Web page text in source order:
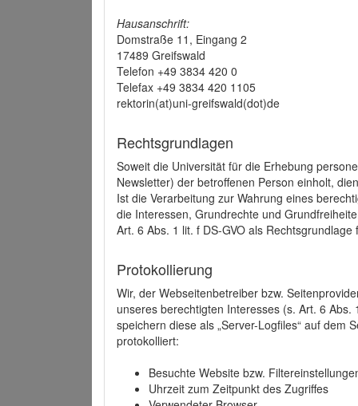
Hausanschrift:
Domstraße 11, Eingang 2
17489 Greifswald
Telefon +49 3834 420 0
Telefax +49 3834 420 1105
rektorin(at)uni-greifswald(dot)de
Rechtsgrundlagen
Soweit die Universität für die Erhebung
Newsletter) der betroffenen Person einholt,
Ist die Verarbeitung zur Wahrung eines
die Interessen, Grundrechte und
Art. 6 Abs. 1 lit. f DS-GVO als
Protokollierung
Wir, der Webseitenbetreiber bzw.
unseres berechtigten Interesses (s. Art. 6
speichern diese als „Server-Logfiles“ auf dem
protokolliert:
Besuchte Website bzw.
Uhrzeit zum Zeitpunkt des Zugriffes